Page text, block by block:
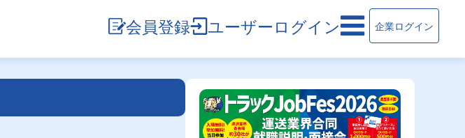
会員登録 ユーザーログイン 企業ログイン